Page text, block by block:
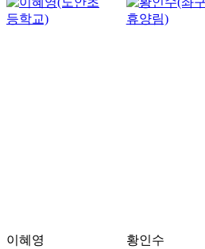
이혜영
황인수